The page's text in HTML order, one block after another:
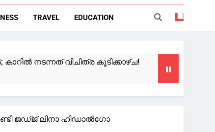
TRAVEL EDUCATION
നടന്നത് വിചിത്ര കൂടിക്കാഴ്ച!
ചോദ്യം വിവാദമായി
ജഡ്ജ് ലിനാ ഹിഡാല്‍ഗോ